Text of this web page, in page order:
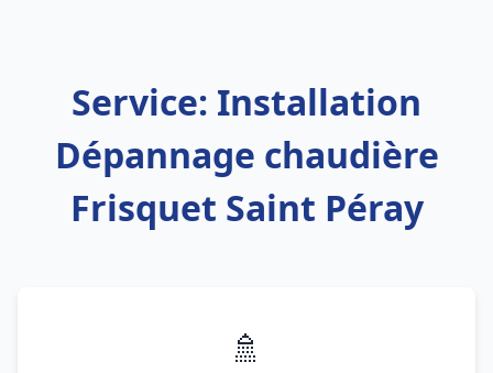
Service: Installation
Dépannage chaudière
Frisquet Saint Péray
🚿